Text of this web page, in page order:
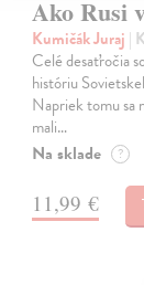
Ako Rusi
Kumičák Juraj |
Celé desaťročia
históriu
Napriek tomu sa
mali…
Na sklade ?
11,99 €